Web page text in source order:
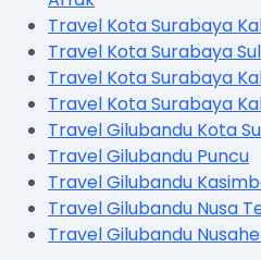
Travel Kota Surabaya
Travel Kota Surabaya
Travel Kota Surabaya
Travel Kota Surabaya
Travel Gilubandu Kota
Travel Gilubandu Puncu
Travel Gilubandu
Travel Gilubandu Nusa
Travel Gilubandu